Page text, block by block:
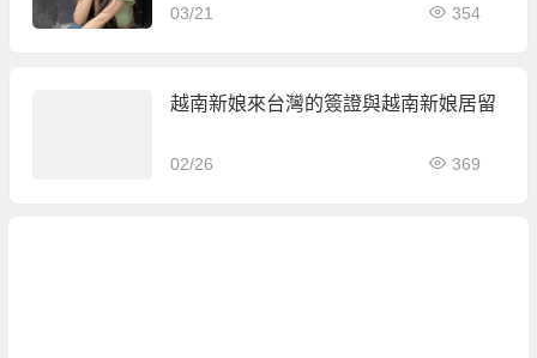
03/21 354
越南新娘來台灣的簽證與越南新娘居留
02/26 369